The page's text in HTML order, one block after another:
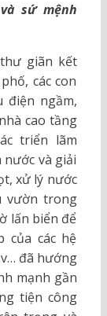
sứ mệnh
giãn kết
các con
điện ngầm,
cao tầng
triển lãm
và giải
xử lý nước
vườn trong
lấn biển để
của các hệ
đã hướng
mạnh gần
tiện công